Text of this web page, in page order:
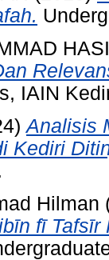
IAIN
Analisis
Kediri
Hilman
fī